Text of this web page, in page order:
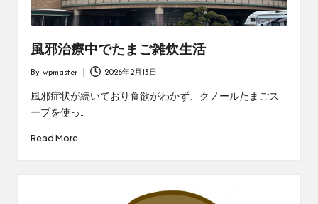
風邪治療中でたまご雑炊生活
Posted
by
By wpmaster 2026年2月13日
風邪症状が続いており食欲がわかず、クノールたまごス
ープを使っ…
Read More